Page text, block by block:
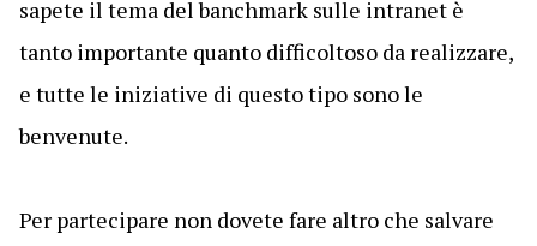
sapete il tema del banchmark sulle intranet è
tanto importante quanto difficoltoso da realizzare,
e tutte le iniziative di questo tipo sono le
benvenute.
Per partecipare non dovete fare altro che salvare